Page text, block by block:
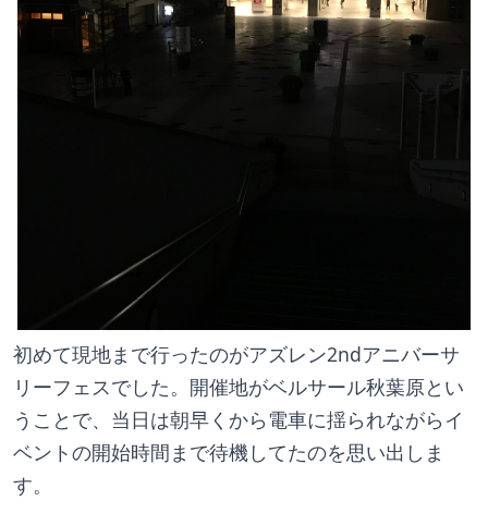
初めて現地まで行ったのがアズレン2ndアニバーサ
リーフェスでした。開催地がベルサール秋葉原とい
うことで、当日は朝早くから電車に揺られながらイ
ベントの開始時間まで待機してたのを思い出しま
す。